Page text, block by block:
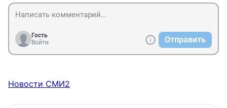
Гость
Войти
Отправить
Новости СМИ2